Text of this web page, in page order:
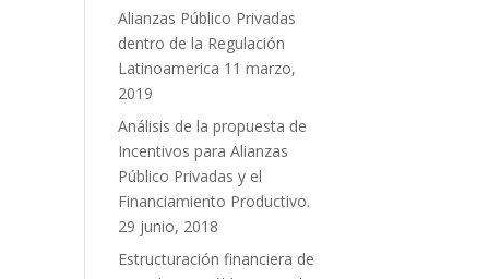
Alianzas Público Privadas
dentro de la Regulación
Latinoamerica 11 marzo,
2019
Análisis de la propuesta de
Incentivos para Alianzas
Público Privadas y el
Financiamiento Productivo.
29 junio, 2018
Estructuración financiera de